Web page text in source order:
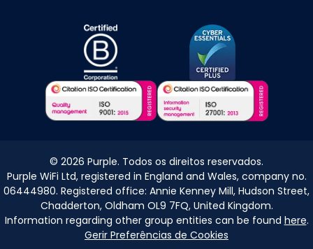
© 2026 Purple. Todos os direitos reservados.
Purple WiFi Ltd, registered in England and Wales, company no.
06444980. Registered office: Annie Kenney Mill, Hudson Street,
Chadderton, Oldham OL9 7FQ, United Kingdom.
Information regarding other group entities can be found here.
Gerir Preferências de Cookies